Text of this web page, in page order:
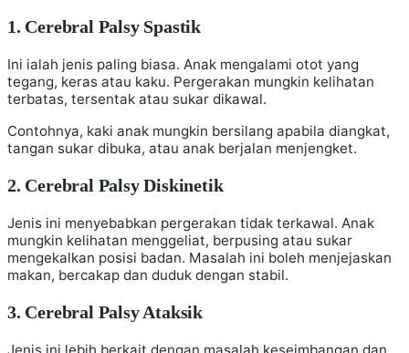
1. Cerebral Palsy Spastik
Ini ialah jenis paling biasa. Anak mengalami otot yang
tegang, keras atau kaku. Pergerakan mungkin kelihatan
terbatas, tersentak atau sukar dikawal.
Contohnya, kaki anak mungkin bersilang apabila diangkat,
tangan sukar dibuka, atau anak berjalan menjengket.
2. Cerebral Palsy Diskinetik
Jenis ini menyebabkan pergerakan tidak terkawal. Anak
mungkin kelihatan menggeliat, berpusing atau sukar
mengekalkan posisi badan. Masalah ini boleh menjejaskan
makan, bercakap dan duduk dengan stabil.
3. Cerebral Palsy Ataksik
Jenis ini lebih berkait dengan masalah keseimbangan dan